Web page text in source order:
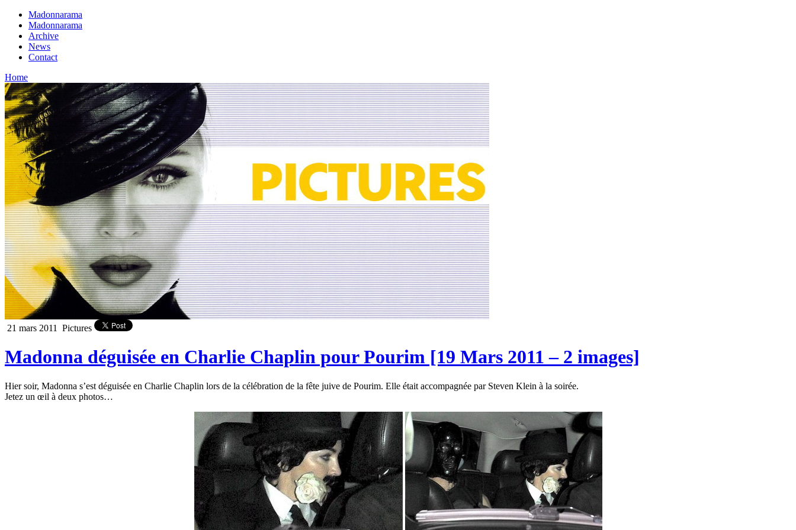
Madonnarama
Madonnarama
Archive
News
Contact
Home
21 mars 2011 Pictures
Madonna déguisée en Charlie Chaplin pour Pourim [19 Mars 2011 – 2 images]
Hier soir, Madonna s’est déguisée en Charlie Chaplin lors de la célébration de la fête juive de Pourim. Elle était accompagnée par Steven Klein à la soirée.
Jetez un œil à deux photos…